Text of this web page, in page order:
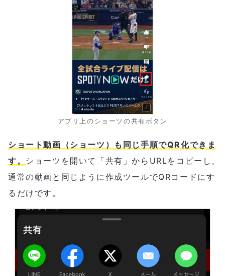
アプリ上のショーツの共有ボタン
ショート動画（ショーツ）も同じ手順でQR化できま
す。 ショーツを開いて「共有」からURLをコピーし、
通常の動画と同じように作成ツールでQRコードにす
るだけです。